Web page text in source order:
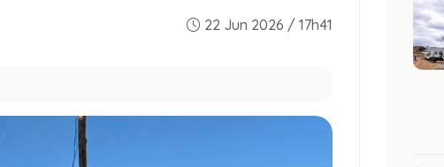
22 Jun 2026 / 17h41